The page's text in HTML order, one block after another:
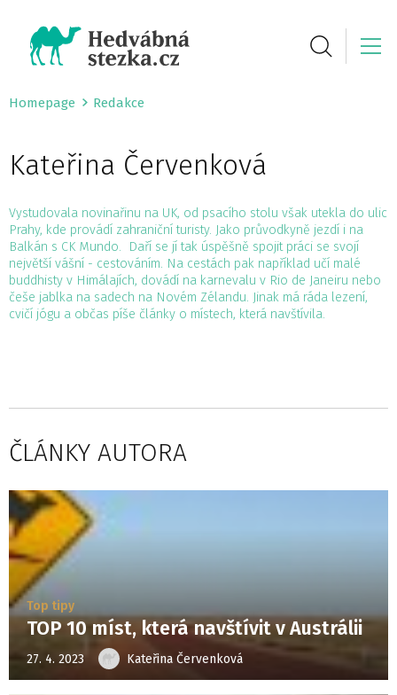
Homepage Redakce
Kateřina Červenková
Vystudovala novinařinu na UK, od psacího stolu však utekla do ulic
Prahy, kde provádí zahraniční turisty. Jako průvodkyně jezdí i na
Balkán s CK Mundo. Daří se jí tak úspěšně spojit práci se svojí
největší vášní - cestováním. Na cestách pak například učí malé
buddhisty v Himálajích, dovádí na karnevalu v Rio de Janeiru nebo
češe jablka na sadech na Novém Zélandu. Jinak má ráda lezení,
cvičí jógu a občas píše články o místech, která navštívila.
ČLÁNKY AUTORA
Top tipy
TOP 10 míst, která navštívit v Austrálii
27. 4. 2023 Kateřina Červenková